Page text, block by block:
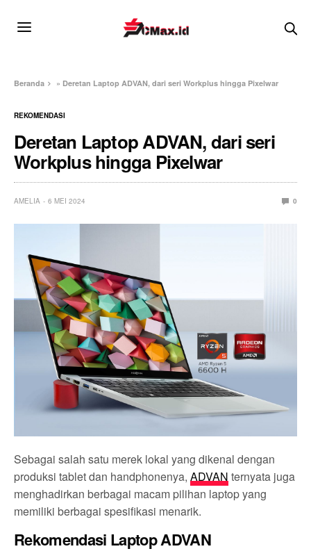
Beranda » Deretan Laptop ADVAN, dari seri Workplus hingga Pixelwar
REKOMENDASI
Deretan Laptop ADVAN, dari seri
Workplus hingga Pixelwar
AMELIA 6 MEI 2024 0
Sebagai salah satu merek lokal yang dikenal dengan
produksi tablet dan handphonenya,ADVAN ternyata juga
menghadirkan berbagai macam pilihan laptop yang
memiliki berbagai spesifikasi menarik.
Rekomendasi Laptop ADVAN